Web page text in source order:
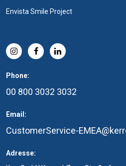
Envista Smile Project
Phone:
00 800 3032 3032
Email:
CustomerService-
Adresse: